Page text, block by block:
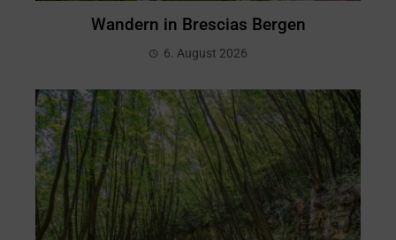
Wandern in Brescias Bergen
6. August 2026